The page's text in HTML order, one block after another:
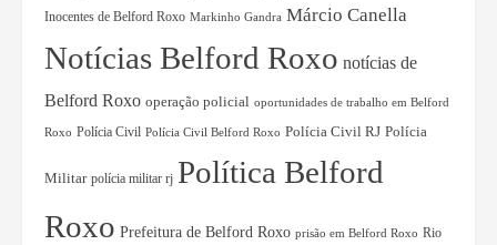
Inocentes de Belford Roxo Markinho Gandra Márcio Canella
Notícias Belford Roxo notícias de
Belford Roxo operação policial oportunidades de trabalho em Belford
Roxo Polícia Civil Polícia Civil Belford Roxo Polícia Civil RJ Polícia
Militar polícia militar rj Política Belford
Roxo Prefeitura de Belford Roxo prisão em Belford Roxo Rio